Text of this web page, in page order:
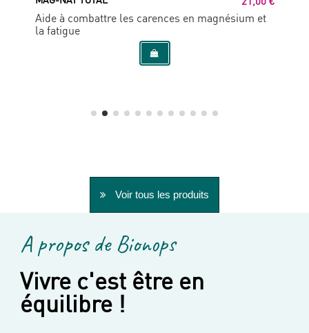
Aide à combattre les carences en magnésium et
la fatigue
Voir tous les produits
A propos de Bionops
Vivre c'est être en
équilibre !